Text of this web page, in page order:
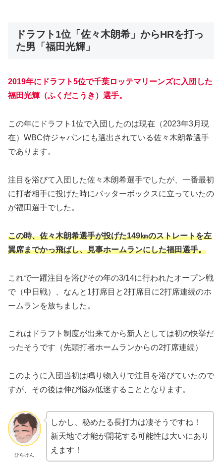
ドラフト1位「佐々木朗希」からHRを打っ
た男「福田光輝」
2019年にドラフト5位で千葉ロッテマリーンズに入団した
福田光輝（ふくだこうき）選手。
この年にドラフト1位で入団したのは現在（2023年3月現
在）WBC侍ジャパンにも選出されている佐々木朗希選手
であります。
注目を浴びて入団した佐々木朗希選手でしたが、一番最初
に打者相手に投げた時にバッターボックスに立っていたの
が福田選手でした。
この時、佐々木朗希選手が投げた149㎞のストレートを左
翼席までかっ飛ばし、見事ホームランにした福田選手。
これで一躍注目を浴びその年の3/14に行われたオープン戦
で（中日戦）、なんと1打席目と2打席目に2打席連続のホ
ームランを放ちました。
これはドラフト制度が出来てから新人としては初の快挙だ
ったそうです（先頭打者ホームランからの2打席連続）
このように入団当初は鳴り物入りで注目を浴びていたので
すが、その後は伸び悩み低迷することとなります。
ひらけん
しかし、秘めたる長打力は凄そうですね！
新天地で才能が開花する可能性は大いにあり
えます！